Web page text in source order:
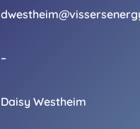
–
Daisy Westheim